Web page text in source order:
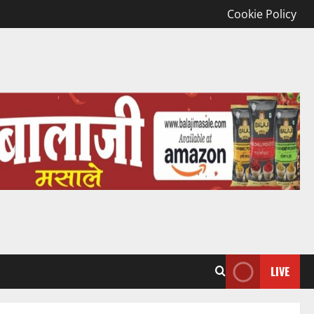
Cookie Policy
LIVE